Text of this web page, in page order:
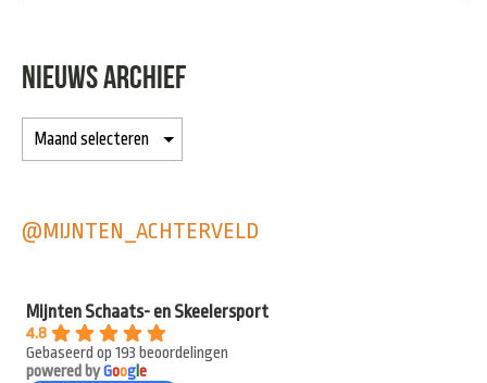
NIEUWS ARCHIEF
@MIJNTEN_ACHTERVELD
Mijnten Schaats- en Skeelersport
4.8
Gebaseerd op 193 beoordelingen
powered byGooge